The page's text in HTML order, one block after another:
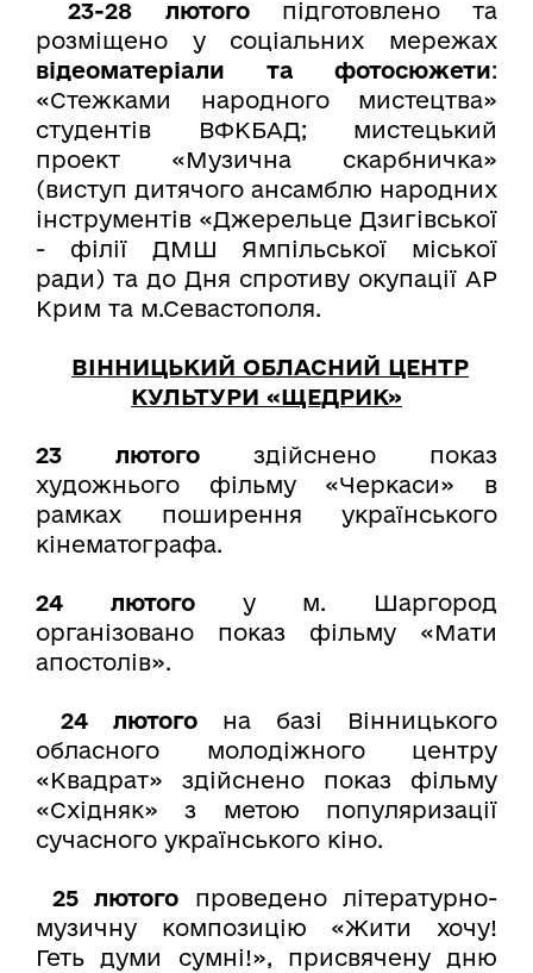
23-28 лютого підготовлено та
розміщено у соціальних мережах
відеоматеріали та фотосюжети:
«Стежками народного мистецтва»
студентів ВФКБАД; мистецький
проект «Музична скарбничка»
(виступ дитячого ансамблю народних
інструментів «Джерельце Дзигівської
- філії ДМШ Ямпільської міської
ради) та до Дня спротиву окупації АР
Крим та м.Севастополя.
ВІННИЦЬКИЙ ОБЛАСНИЙ ЦЕНТР
КУЛЬТУРИ «ЩЕДРИК»
23 лютого здійснено показ
художнього фільму «Черкаси» в
рамках поширення українського
кінематографа.
24 лютогоу м. Шаргород
організовано показ фільму «Мати
апостолів».
24 лютого на базі Вінницького
обласного молодіжного центру
«Квадрат» здійснено показ фільму
«Східняк» з метою популяризації
сучасного українського кіно.
25 лютого проведено літературно-
музичну композицію «Жити хочу!
Геть думи сумні!», присвячену дню